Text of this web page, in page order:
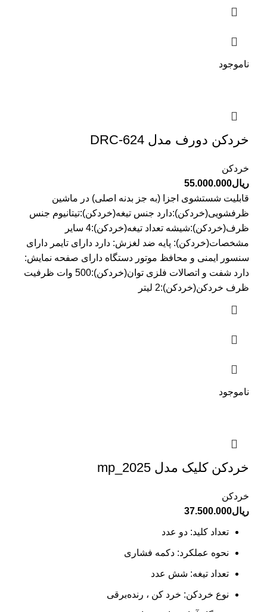
ناموجود
خردکن دورف مدل DRC-624
خردکن
ریال55.000.000
قابلیت شستشوی اجزا (به جز بدنه اصلی) در ماشین
ظرفشویی(خردکن):دارد جنس تیغه(خردکن):تیتانیوم جنس
ظرف(خردکن):شیشه تعداد تیغه(خردکن):4 سایر
مشخصات(خردکن): پایه ضد لغزش: دارد دارای تایمر دارای
سنسور ایمنی و محافظ موتور دستگاه دارای صفحه نمایش:
دارد شفت و اتصالات فلزی توان(خردکن):500 وات ظرفیت
ظرف خردکن(خردکن):2 لیتر
ناموجود
خردکن کلیک مدل mp_2025
خردکن
ریال37.500.000
تعداد کلید: دو عدد
نحوه عملکرد: دکمه فشاری
تعداد تیغه: شش عدد
نوع خردکن: خرد کن ، رنده‌برقی